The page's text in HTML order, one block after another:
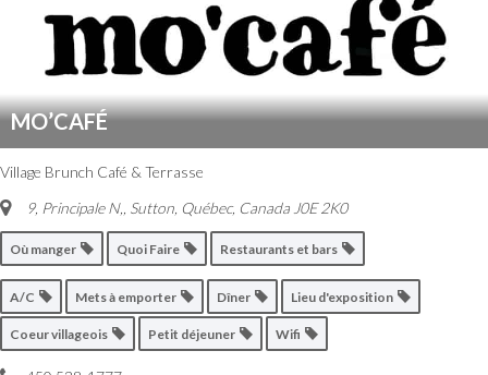
MO’CAFÉ
Village Brunch Café & Terrasse
9, Principale N, Sutton, Québec, Canada J0E 2K0
Où manger Quoi Faire Restaurants et bars
A/C Mets à emporter Dîner Lieu d'exposition
Coeur villageois Petit déjeuner Wifi